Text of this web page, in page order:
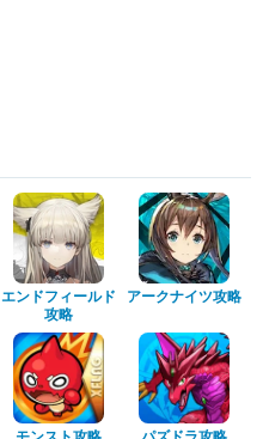
エンドフィールド
攻略
アークナイツ攻略